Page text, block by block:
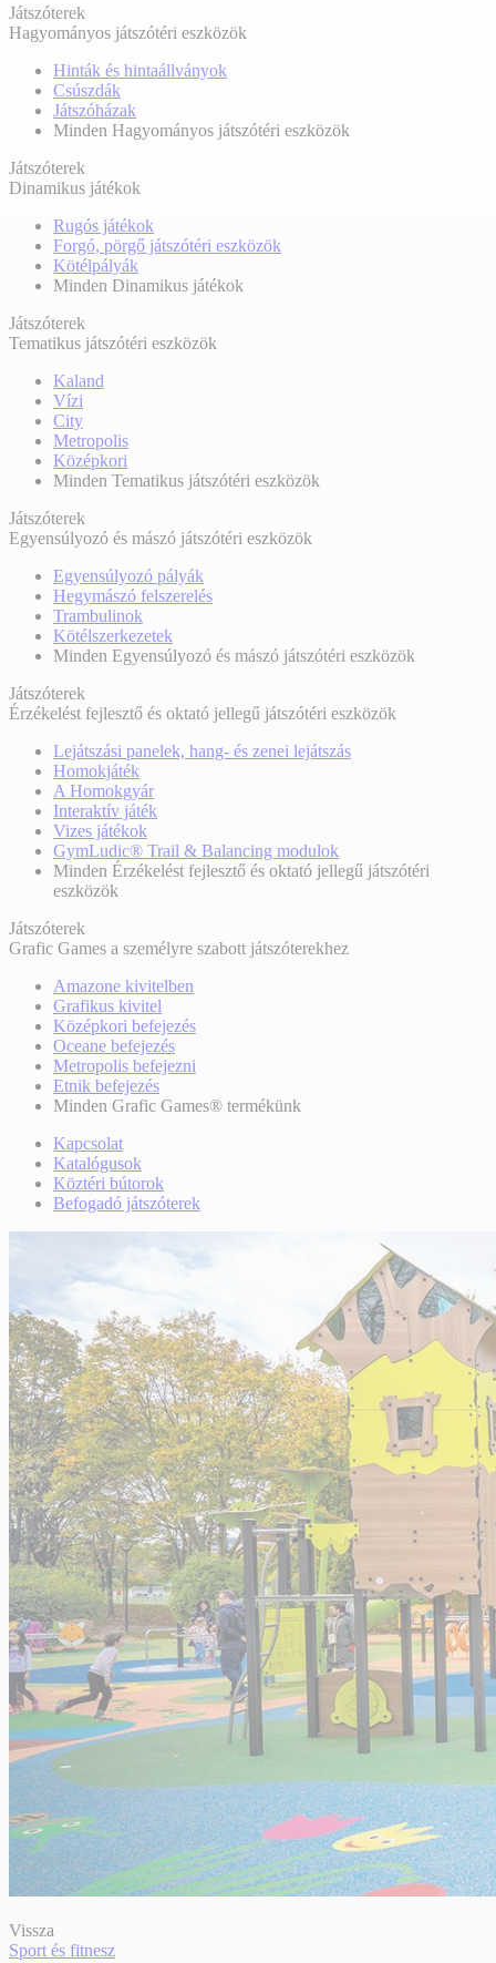
Játszóterek
Hagyományos játszótéri eszközök
Hinták és hintaállványok
Csúszdák
Játszóházak
Minden Hagyományos játszótéri eszközök
Játszóterek
Dinamikus játékok
Rugós játékok
Forgó, pörgő játszótéri eszközök
Kötélpályák
Minden Dinamikus játékok
Játszóterek
Tematikus játszótéri eszközök
Kaland
Vízi
City
Metropolis
Középkori
Minden Tematikus játszótéri eszközök
Játszóterek
Egyensúlyozó és mászó játszótéri eszközök
Egyensúlyozó pályák
Hegymászó felszerelés
Trambulinok
Kötélszerkezetek
Minden Egyensúlyozó és mászó játszótéri eszközök
Játszóterek
Érzékelést fejlesztő és oktató jellegű játszótéri eszközök
Lejátszási panelek, hang- és zenei lejátszás
Homokjáték
A Homokgyár
Interaktív játék
Vizes játékok
GymLudic® Trail & Balancing modulok
Minden Érzékelést fejlesztő és oktató jellegű játszótéri
eszközök
Játszóterek
Grafic Games a személyre szabott játszóterekhez
Amazone kivitelben
Grafikus kivitel
Középkori befejezés
Oceane befejezés
Metropolis befejezni
Etnik befejezés
Minden Grafic Games® termékünk
Kapcsolat
Katalógusok
Köztéri bútorok
Befogadó játszóterek
Vissza
Sport és fitnesz